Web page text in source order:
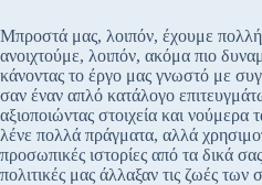
Μπροστά μας, λοιπόν, έχουμε
ανοιχτούμε, λοιπόν, ακόμα πιο
κάνοντας το έργο μας γνωστό με
σαν έναν απλό κατάλογο
αξιοποιώντας στοιχεία και νούμερα
λένε πολλά πράγματα, αλλά
προσωπικές ιστορίες από τα δικά
πολιτικές μας άλλαξαν τις ζωές των